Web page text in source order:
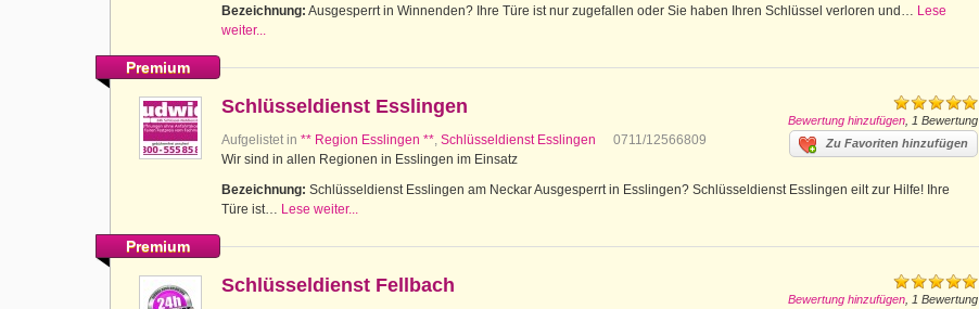
Bezeichnung: Ausgesperrt in Winnenden? Ihre Türe ist nur zugefallen oder Sie haben Ihren Schlüssel verloren und… Lese
weiter...
Premium
Bewertung hinzufügen , 1 Bewertung
Schlüsseldienst Esslingen
Aufgelistet in ** Region Esslingen **, Schlüsseldienst Esslingen Zu Favoriten hinzufügen
0711/12566809
Wir sind in allen Regionen in Esslingen im Einsatz
Bezeichnung: Schlüsseldienst Esslingen am Neckar Ausgesperrt in Esslingen? Schlüsseldienst Esslingen eilt zur Hilfe! Ihre
Türe ist… Lese weiter...
Premium
Bewertung hinzufügen , 1 Bewertung
Schlüsseldienst Fellbach